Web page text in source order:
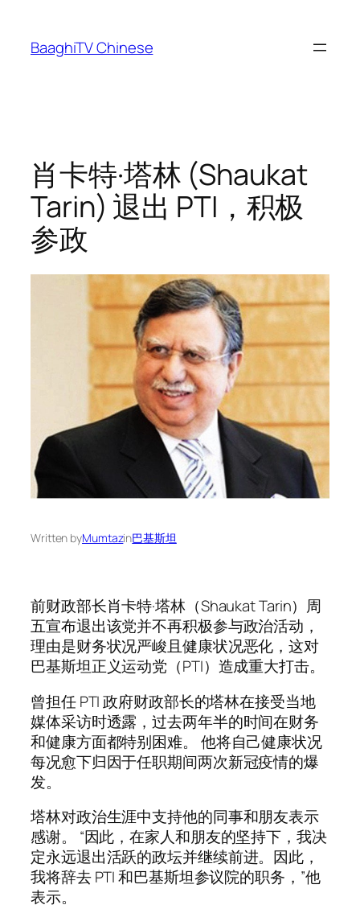
content
BaaghiTV Chinese
肖卡特·塔林 (Shaukat
Tarin) 退出 PTI，积极
参政
Written byMumtazin巴基斯坦
前财政部长肖卡特·塔林（Shaukat Tarin）周
五宣布退出该党并不再积极参与政治活动，
理由是财务状况严峻且健康状况恶化，这对
巴基斯坦正义运动党（PTI）造成重大打击。
曾担任 PTI 政府财政部长的塔林在接受当地
媒体采访时透露，过去两年半的时间在财务
和健康方面都特别困难。 他将自己健康状况
每况愈下归因于任职期间两次新冠疫情的爆
发。
塔林对政治生涯中支持他的同事和朋友表示
感谢。 “因此，在家人和朋友的坚持下，我决
定永远退出活跃的政坛并继续前进。因此，
我将辞去 PTI 和巴基斯坦参议院的职务，”他
表示。